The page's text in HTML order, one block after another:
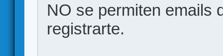
NO se permiten emails
registrarte.